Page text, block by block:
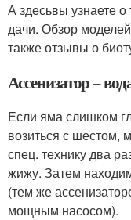
А здесьвы узнаете о
дачи. Обзор
также отзывы о
Ассенизатор –
Если яма слишком
возиться с шестом,
спец. технику два
жижу. Затем
(тем же
мощным насосом).